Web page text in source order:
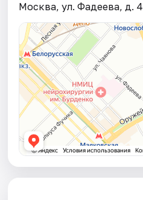
Москва, ул. Фадеева, д. 4